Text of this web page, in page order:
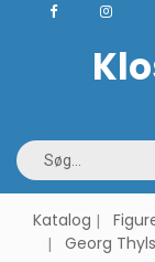
Katalog
Georg